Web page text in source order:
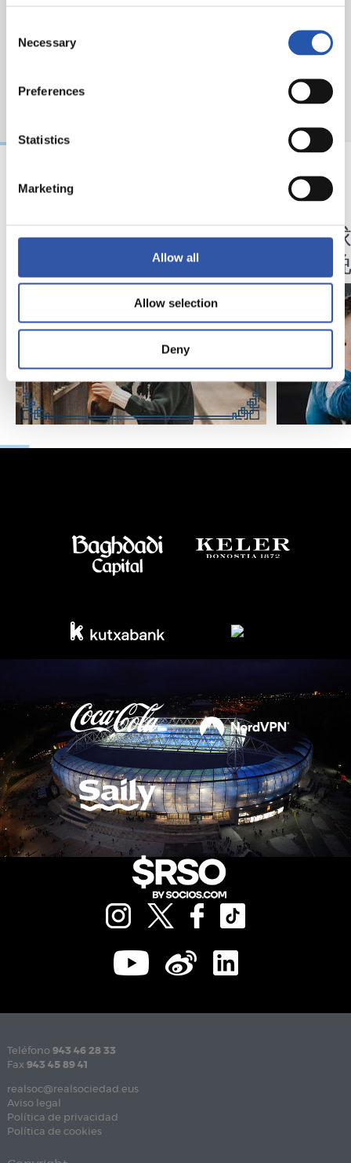
Selection
Necessary
Preferences
Statistics
Marketing
Allow all
Allow selection
Deny
18/02/2026
马年将为我们带来好
运" | 中国新年
07/02/2025
我们
的夜
Teléfono 943 46 28 33
Fax 943 45 89 41
realsoc@realsociedad.eus
Aviso legal
Política de privacidad
Política de cookies